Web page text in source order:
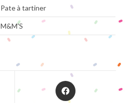
Pate à tartiner
M&M'S
Opens
in